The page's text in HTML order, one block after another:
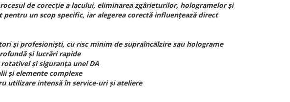
de corecție a lacului, eliminarea zgârieturilor, hologramelor și
un scop specific, iar alegerea corectă influențează direct
și profesioniști, cu risc minim de supraîncălzire sau holograme
și lucrări rapide
și siguranța unei DA
și elemente complexe
utilizare intensă în service-uri și ateliere